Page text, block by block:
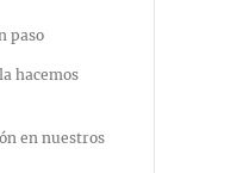
paso
hacemos
en nuestros